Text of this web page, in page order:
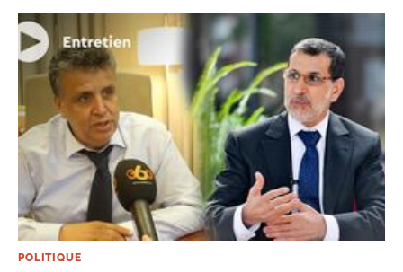
POLITIQUE